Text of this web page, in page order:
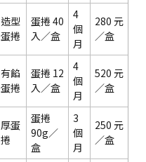
造型
蛋捲
蛋捲 40
入／盒
4
個
月
280 元
／盒
有餡
蛋捲
蛋捲 12
入／盒
4
個
月
520 元
／盒
厚蛋
捲
蛋捲
90g／
盒
3
個
月
250 元
／盒